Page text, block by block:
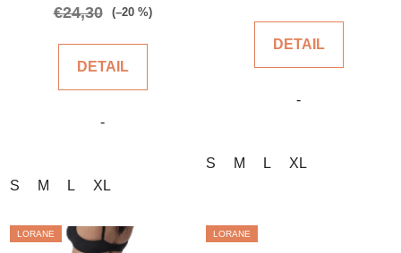
5
€24,30 (–20 %)
DETAIL
-
S M L XL
z
hviezdičiek.
DETAIL
-
S M L XL
LORANE LORANE